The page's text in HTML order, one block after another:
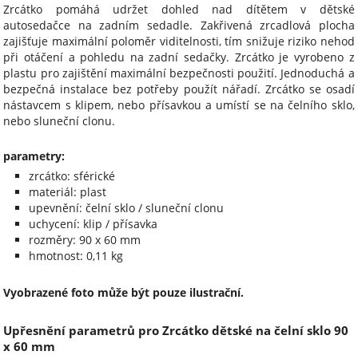
Zrcátko pomáhá udržet dohled nad dítětem v dětské
autosedačce na zadním sedadle. Zakřivená zrcadlová plocha
zajišťuje maximální poloměr viditelnosti, tím snižuje riziko nehod
při otáčení a pohledu na zadní sedačky. Zrcátko je vyrobeno z
plastu pro zajištění maximální bezpečnosti použití. Jednoduchá a
bezpečná instalace bez potřeby použít nářadí. Zrcátko se osadí
nástavcem s klipem, nebo přísavkou a umístí se na čelního sklo,
nebo sluneční clonu.
parametry:
zrcátko: sférické
materiál: plast
upevnění: čelní sklo / sluneční clonu
uchycení: klip / přísavka
rozměry: 90 x 60 mm
hmotnost: 0,11 kg
Vyobrazené foto může být pouze ilustrační.
Upřesnění parametrů pro Zrcátko dětské na čelní sklo 90
x 60 mm